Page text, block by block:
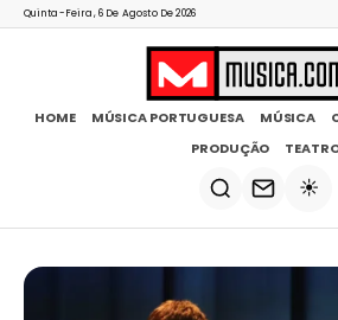
Quinta-Feira, 6 De Agosto De 2026
HOME MÚSICA PORTUGUESA MÚSICA
PRODUÇÃO
☀️